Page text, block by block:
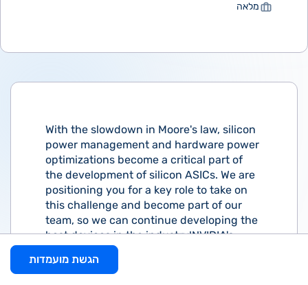
מלאה
With the slowdown in Moore's law, silicon
power management and hardware power
optimizations become a critical part of
the development of silicon ASICs. We are
positioning you for a key role to take on
this challenge and become part of our
team, so we can continue developing the
best devices in the industry!NVIDIA's
network horizontal power group is
seeking for a highly-skilled, physical
הגשת מועמדות